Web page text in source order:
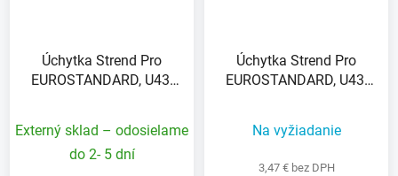
Úchytka Strend Pro
EUROSTANDARD, U43,
Externý sklad – odosielame
do 2- 5 dní
Úchytka Strend Pro
EUROSTANDARD, U43,
Na vyžiadanie
3,47 € bez DPH